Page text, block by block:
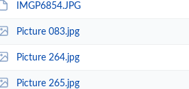
IMGP6854.JPG
Picture 083.jpg
Picture 264.jpg
Picture 265.jpg